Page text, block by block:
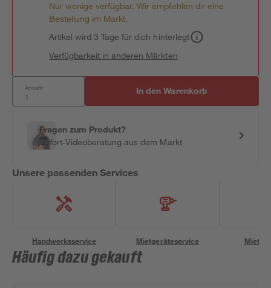
Nur wenige verfügbar. Wir empfehlen dir eine
Bestellung im Markt.
Artikel wird 3 Tage für dich hinterlegt
Verfügbarkeit in anderen Märkten
Anzahl: In den Warenkorb
Fragen zum Produkt?
Sofort-Videoberatung aus dem Markt
Unsere passenden Services
Handwerksservice Mietgeräteservice
Häufig dazu gekauft